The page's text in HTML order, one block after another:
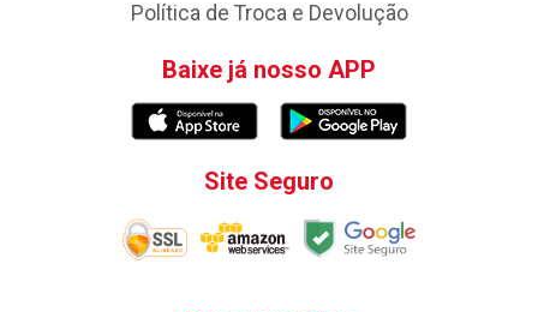
Política de Troca e Devolução
Baixe já nosso APP
Site Seguro